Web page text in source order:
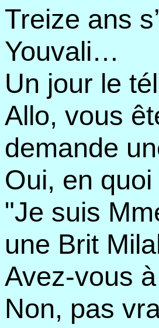
Treize ans
Youvali…
Un jour le
Allo, vous
demande
Oui, en
"Je suis
une Brit
Avez-vous
Non, pas